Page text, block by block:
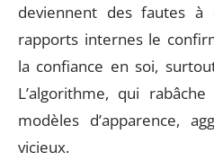
deviennent des fautes à
rapports internes le
la confiance en soi,
L’algorithme, qui
modèles d’apparence,
vicieux.